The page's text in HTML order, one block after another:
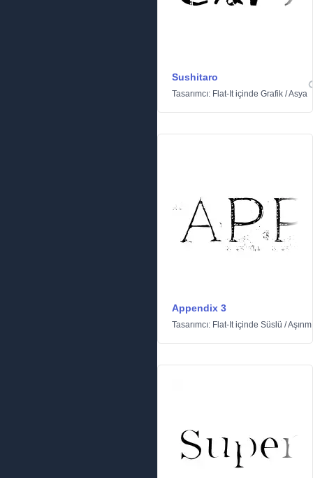
Sushitaro
Tasarımcı: Flat-Itiçinde Grafik /Asya
Appendix 3
Tasarımcı: Flat-Itiçinde Süslü /